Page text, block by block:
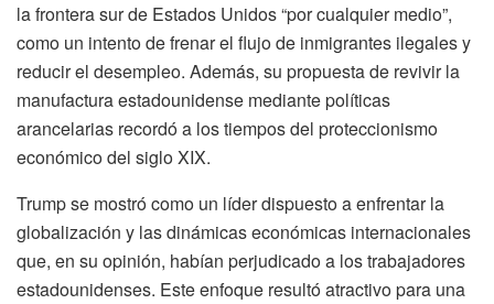
la frontera sur de Estados Unidos “por cualquier medio”,
como un intento de frenar el flujo de inmigrantes ilegales y
reducir el desempleo. Además, su propuesta de revivir la
manufactura estadounidense mediante políticas
arancelarias recordó a los tiempos del proteccionismo
económico del siglo XIX.
Trump se mostró como un líder dispuesto a enfrentar la
globalización y las dinámicas económicas internacionales
que, en su opinión, habían perjudicado a los trabajadores
estadounidenses. Este enfoque resultó atractivo para una